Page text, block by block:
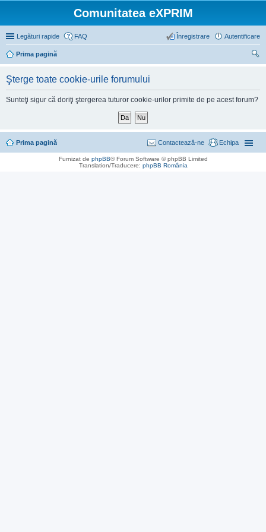
Comunitatea eXPRIM
Legături rapide FAQ Autentificare
Înregistrare
Prima pagină
Şterge toate cookie-urile forumului
Sunteţi sigur că doriţi ştergerea tuturor cookie-urilor primite de pe acest forum?
Prima pagină Echipa
Contactează-ne
Furnizat de phpBB® Forum Software © phpBB Limited
Translation/Traducere: phpBB România